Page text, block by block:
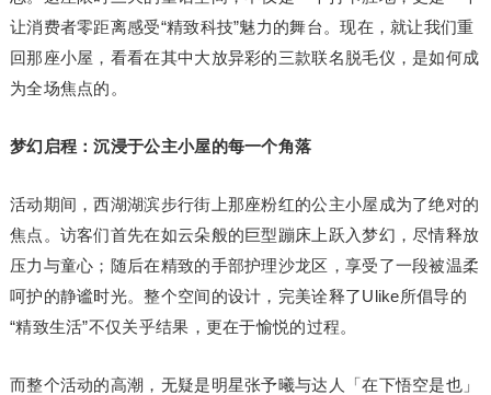
让消费者零距离感受“精致科技”魅力的舞台。现在，就让我们重
回那座小屋，看看在其中大放异彩的三款联名脱毛仪，是如何成
为全场焦点的。
梦幻启程：沉浸于公主小屋的每一个角落
活动期间，西湖湖滨步行街上那座粉红的公主小屋成为了绝对的
焦点。访客们首先在如云朵般的巨型蹦床上跃入梦幻，尽情释放
压力与童心；随后在精致的手部护理沙龙区，享受了一段被温柔
呵护的静谧时光。整个空间的设计，完美诠释了Ulike所倡导的
“精致生活”不仅关乎结果，更在于愉悦的过程。
而整个活动的高潮，无疑是明星张予曦与达人「在下悟空是也」